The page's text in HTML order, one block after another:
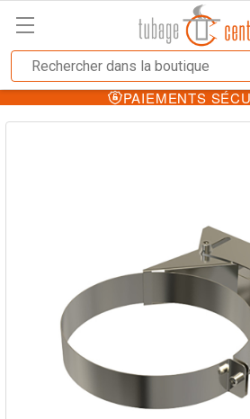
PAIEMENTS